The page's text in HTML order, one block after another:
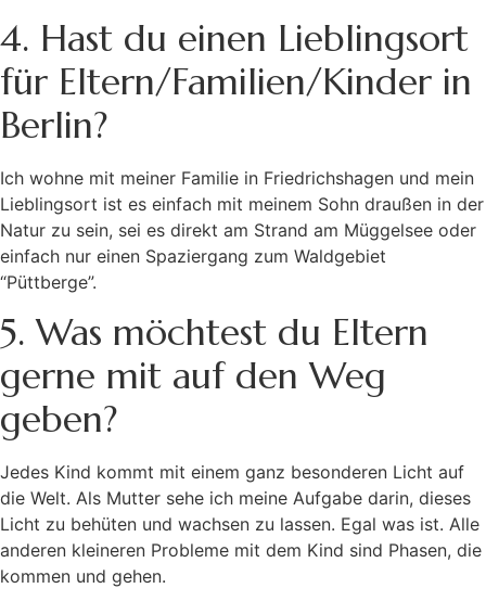
4. Hast du einen Lieblingsort
für Eltern/Familien/Kinder in
Berlin?
Ich wohne mit meiner Familie in Friedrichshagen und mein
Lieblingsort ist es einfach mit meinem Sohn draußen in der
Natur zu sein, sei es direkt am Strand am Müggelsee oder
einfach nur einen Spaziergang zum Waldgebiet
“Püttberge”.
5. Was möchtest du Eltern
gerne mit auf den Weg
geben?
Jedes Kind kommt mit einem ganz besonderen Licht auf
die Welt. Als Mutter sehe ich meine Aufgabe darin, dieses
Licht zu behüten und wachsen zu lassen. Egal was ist. Alle
anderen kleineren Probleme mit dem Kind sind Phasen, die
kommen und gehen.